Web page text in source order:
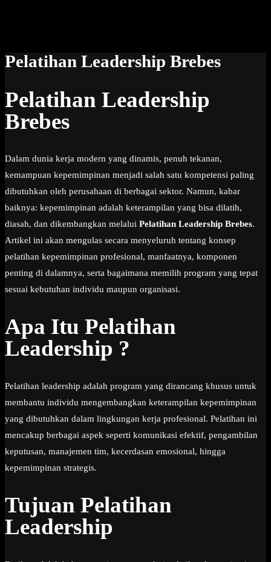
Pelatihan Leadership Brebes
Pelatihan Leadership
Brebes
Dalam dunia kerja modern yang dinamis, penuh tekanan,
kemampuan kepemimpinan menjadi salah satu kompetensi paling
dibutuhkan oleh perusahaan di berbagai sektor. Namun, kabar
baiknya: kepemimpinan adalah keterampilan yang bisa dilatih,
diasah, dan dikembangkan melalui Pelatihan Leadership Brebes.
Artikel ini akan mengulas secara menyeluruh tentang konsep
pelatihan kepemimpinan profesional, manfaatnya, komponen
penting di dalamnya, serta bagaimana memilih program yang tepat
sesuai kebutuhan individu maupun organisasi.
Apa Itu Pelatihan
Leadership ?
Pelatihan leadership adalah program yang dirancang khusus untuk
membantu individu mengembangkan keterampilan kepemimpinan
yang dibutuhkan dalam lingkungan kerja profesional. Pelatihan ini
mencakup berbagai aspek seperti komunikasi efektif, pengambilan
keputusan, manajemen tim, kecerdasan emosional, hingga
kepemimpinan strategis.
Tujuan Pelatihan
Leadership